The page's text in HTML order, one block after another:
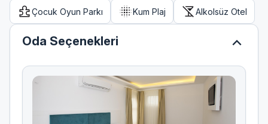
Çocuk Oyun Parkı Kum Plaj Alkolsüz Otel
Oda Seçenekleri expand_less